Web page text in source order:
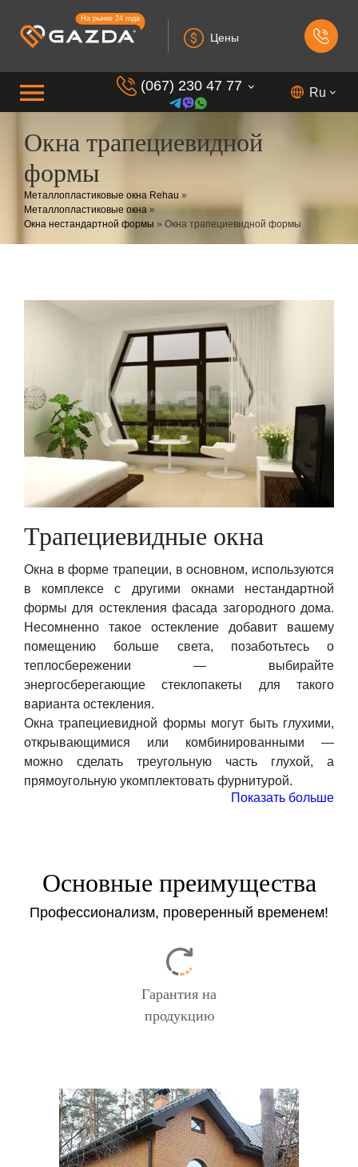
На рынке 24 года
Цены
(067) 230 47 77
(099) 230 73 37
(073) 230 7 337
(098) 230 7 337
Ru
Окна трапециевидной
формы
Металлопластиковые окна Rehau »
Металлопластиковые окна »
Окна нестандартной формы » Окна трапециевидной формы
Трапециевидные окна
Окна в форме трапеции, в основном, используются
в комплексе с другими окнами нестандартной
формы для остекления фасада загородного дома.
Несомненно такое остекление добавит вашему
помещению больше света, позаботьтесь о
теплосбережении — выбирайте
энергосберегающие стеклопакеты для такого
варианта остекления.
Окна трапециевидной формы могут быть глухими,
открывающимися или комбинированными —
можно сделать треугольную часть глухой, а
прямоугольную укомплектовать фурнитурой.
Закажите консультацию отдела продаж, наши
вам
Заказать
Показать больше
Основные преимущества
Профессионализм, проверенный временем!
Гарантия на
продукцию